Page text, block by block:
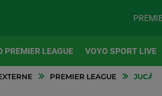
PREMIER LEAGUE VOYO SPORT LIVE
PREMIER LEAGUE